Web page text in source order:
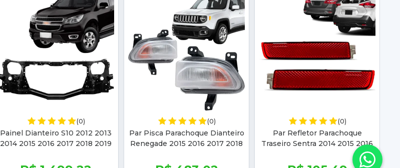
(0)
Painel Dianteiro S10 2012 2013
2014 2015 2016 2017 2018 2019
2018
(0)
Par Pisca Parachoque Dianteiro
Renegade 2015 2016 2017 2018
(0)
Par Refletor Parachoque
Traseiro Sentra 2014 2015 2016
2017 2018 2019 Kicks 2017 2018
2019 2020 2021